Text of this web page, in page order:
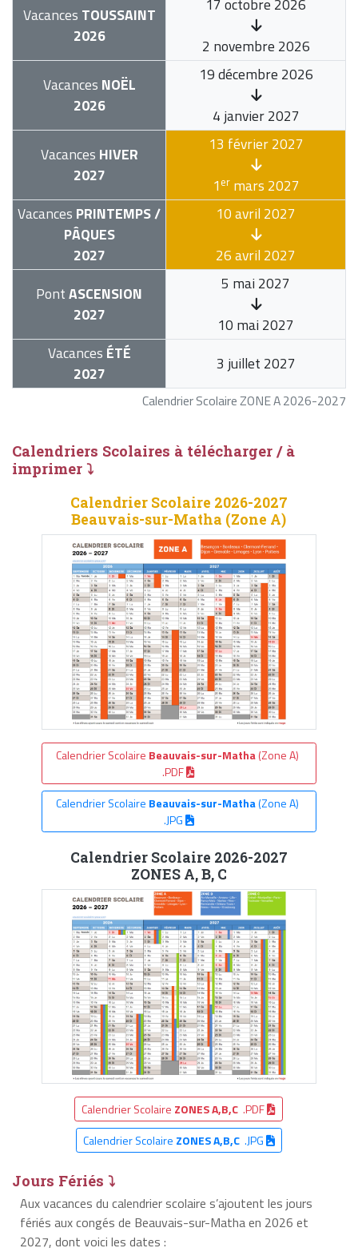
Calendrier Scolaire ZONE A 2026-2027
Vacances TOUSSAINT
2026
17 octobre 2026
2 novembre 2026
Vacances NOËL
2026
19 décembre 2026
4 janvier 2027
Vacances HIVER
2027
13 février 2027
1ermars 2027
Vacances PRINTEMPS /
PÂQUES
2027
10 avril 2027
26 avril 2027
PontASCENSION
2027
5 mai 2027
10 mai 2027
Vacances ÉTÉ
2027
3 juillet 2027
Calendriers Scolaires à télécharger / à
imprimer ⤵
Calendrier Scolaire 2026-2027
Beauvais-sur-Matha (Zone A)
Calendrier Scolaire Beauvais-sur-Matha(Zone A)
.PDF
Calendrier Scolaire Beauvais-sur-Matha(Zone A)
.JPG
Calendrier Scolaire 2026-2027
ZONES A, B, C
Calendrier Scolaire ZONES A,B,C .PDF
Calendrier Scolaire ZONES A,B,C.JPG
Jours Fériés ⤵
Aux vacances du calendrier scolaire s’ajoutent les jours
fériés aux congés de Beauvais-sur-Matha en 2026 et
2027, dont voici les dates :